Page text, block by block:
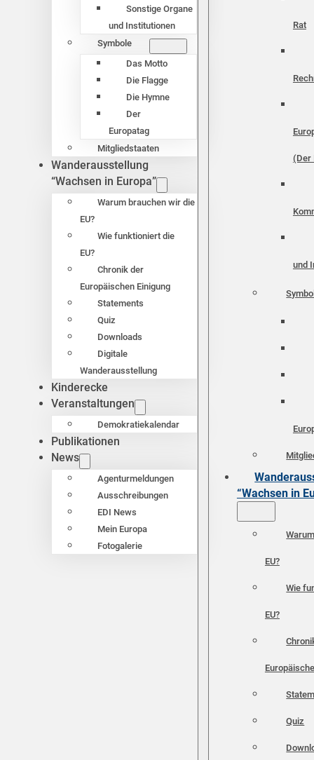
Sonstige Organe
und Institutionen
Symbole
Das Motto
Die Flagge
Die Hymne
Der
Europatag
Mitgliedstaaten
Wanderausstellung
“Wachsen in Europa”
Warum brauchen wir die
EU?
Wie funktioniert die
EU?
Chronik der
Europäischen Einigung
Statements
Quiz
Downloads
Digitale
Wanderausstellung
Kinderecke
Veranstaltungen
Demokratiekalendar
Publikationen
News
Agenturmeldungen
Ausschreibungen
EDI News
Mein Europa
Fotogalerie
Rat
(Der
und
“Wachsen in
EU?
Wie
EU?
Quiz